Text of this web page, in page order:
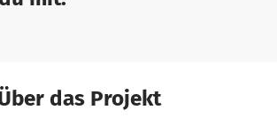
das Projekt